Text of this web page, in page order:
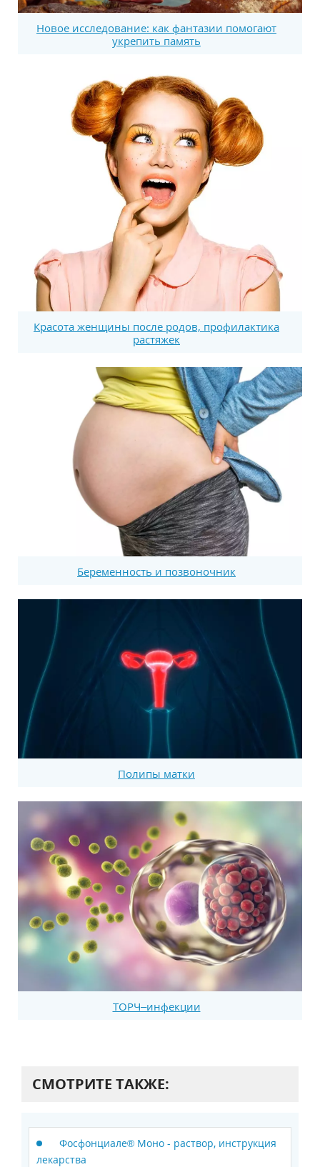
Новое исследование: как фантазии помогают
укрепить память
Красота женщины после родов, профилактика
растяжек
Беременность и позвоночник
Полипы матки
ТОРЧ–инфекции
СМОТРИТЕ ТАКЖЕ:
Фосфонциале® Моно - раствор, инструкция
лекарства